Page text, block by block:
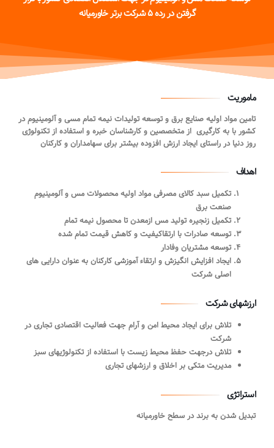
گرفتن در رده ۵ شرکت برتر خاورمیانه
ماموریت
تامین مواد اولیه صنایع برق و توسعه تولیدات نیمه تمام مسی و آلومینیوم در
کشور با به کارگیری از متخصصین و کارشناسان خبره و استفاده از تکنولوژی
روز دنیا در راستای ایجاد ارزش افزوده بیشتر برای سهامداران و کارکنان
اهداف
تکمیل سبد کالای مصرفی مواد اولیه محصولات مس و آلومینیوم
صنعت برق
تکمیل زنجیره تولید مس ازمعدن تا محصول نیمه تمام
توسعه صادرات با ارتقاکیفیت و کاهش قیمت تمام شده
توسعه مشتریان وفادار
ایجاد افزایش انگیزش و ارتقاء آموزشی کارکنان به عنوان دارایی های
اصلی شرکت
ارزشهای شرکت
تلاش برای ایجاد محیط امن و آرام جهت فعالیت اقتصادی تجاری در
شرکت
تلاش درجهت حفظ محیط زیست با استفاده از تکنولوژیهای سبز
مدیریت متکی بر اخلاق و ارزشهای تجاری
استراتژی
تبدیل شدن به برند در سطح خاورمیانه